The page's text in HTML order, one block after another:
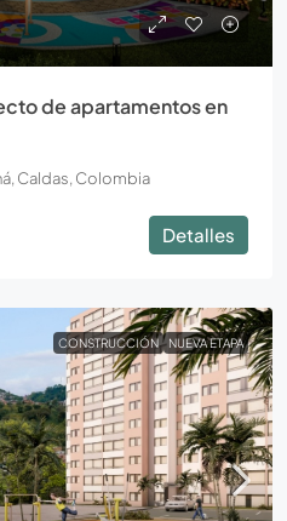
de apartamentos en
Caldas, Colombia
Detalles
CONSTRUCCIÓN NUEVA ETAPA